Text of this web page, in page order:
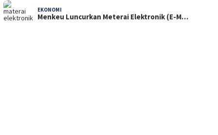
EKONOMI
Menkeu Luncurkan Meterai Elektronik (E-M…